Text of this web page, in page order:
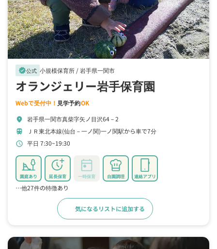
verified公式 小規模保育所 /岩手県一関市
オランジェリー岩手保育園
Webで受付中！ 見学予約OK
location_on 岩手県一関市真柴字矢ノ目沢64－2
train ＪＲ東北本線(仙台－一ノ関)一ノ関駅から車で7分
schedule 平日 7:30~19:30
園庭あり 延長保育 一時保育 自園調理 連絡アプリ
…他27件の特徴あり
気になるリストに追加する